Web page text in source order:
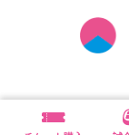
©FC